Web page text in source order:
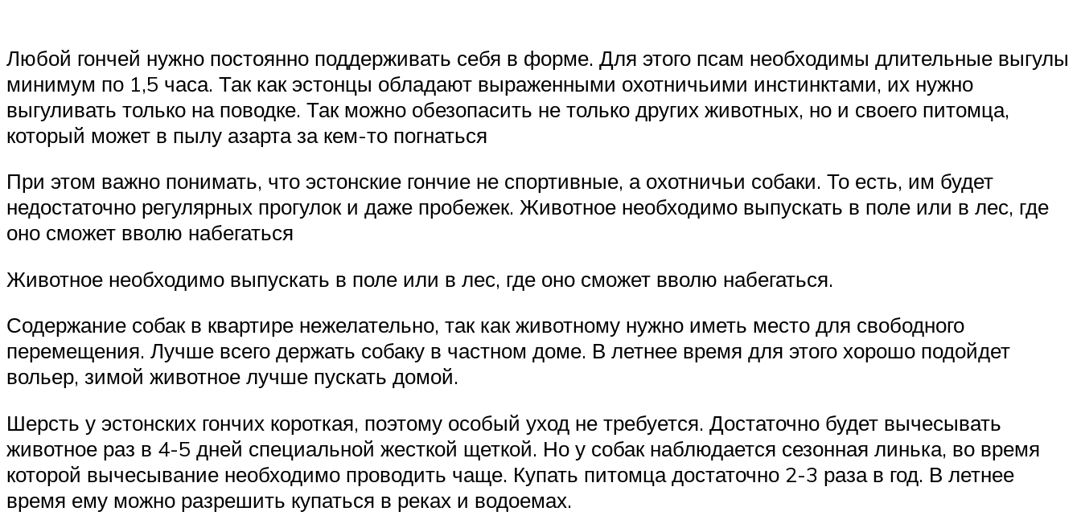
Любой гончей нужно постоянно поддерживать себя в форме. Для этого псам необходимы длительные выгулы
минимум по 1,5 часа. Так как эстонцы обладают выраженными охотничьими инстинктами, их нужно
выгуливать только на поводке. Так можно обезопасить не только других животных, но и своего питомца,
который может в пылу азарта за кем-то погнаться
При этом важно понимать, что эстонские гончие не спортивные, а охотничьи собаки. То есть, им будет
недостаточно регулярных прогулок и даже пробежек. Животное необходимо выпускать в поле или в лес, где
оно сможет вволю набегаться
Животное необходимо выпускать в поле или в лес, где оно сможет вволю набегаться.
Содержание собак в квартире нежелательно, так как животному нужно иметь место для свободного
перемещения. Лучше всего держать собаку в частном доме. В летнее время для этого хорошо подойдет
вольер, зимой животное лучше пускать домой.
Шерсть у эстонских гончих короткая, поэтому особый уход не требуется. Достаточно будет вычесывать
животное раз в 4-5 дней специальной жесткой щеткой. Но у собак наблюдается сезонная линька, во время
которой вычесывание необходимо проводить чаще. Купать питомца достаточно 2-3 раза в год. В летнее
время ему можно разрешить купаться в реках и водоемах.